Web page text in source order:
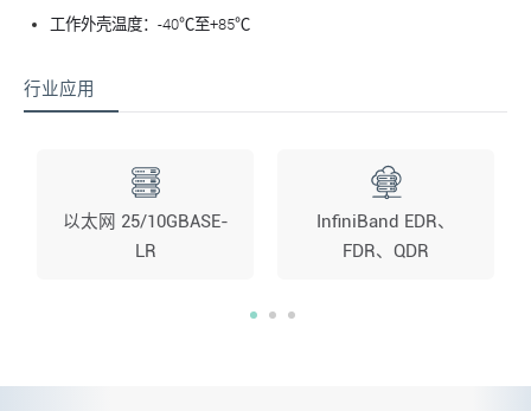
工作外壳温度：-40℃至+85℃
行业应用
以太网 25/10GBASE-
LR
InfiniBand EDR、
FDR、QDR